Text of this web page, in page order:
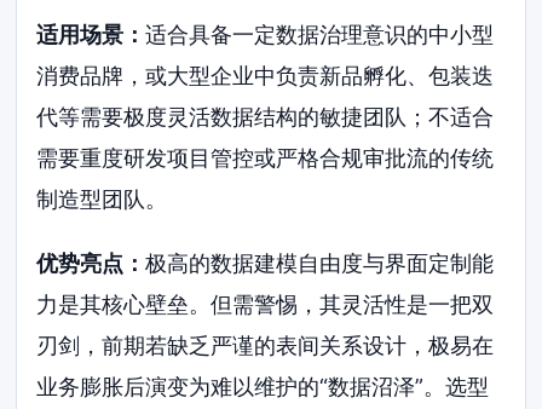
适用场景：适合具备一定数据治理意识的中小型
消费品牌，或大型企业中负责新品孵化、包装迭
代等需要极度灵活数据结构的敏捷团队；不适合
需要重度研发项目管控或严格合规审批流的传统
制造型团队。
优势亮点：极高的数据建模自由度与界面定制能
力是其核心壁垒。但需警惕，其灵活性是一把双
刃剑，前期若缺乏严谨的表间关系设计，极易在
业务膨胀后演变为难以维护的“数据沼泽”。选型